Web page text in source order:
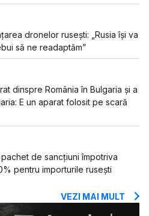
dronelor rusești: „Rusia își va
să ne readaptăm”
dinspre România în Bulgaria și a
E un aparat folosit pe scară
de sancțiuni împotriva
pentru importurile rusești
VEZI MAI MULT